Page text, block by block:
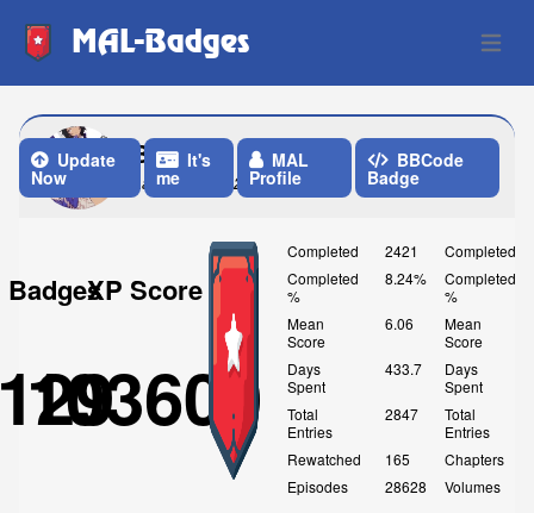
MAL-Badges Open
BC_J
Last Update: 2 Months ago
Update
Now
It's
me
MAL
Profile
BBCode
Badge
BadgesXP Score
103600
Completed
2421
Completed
%
8.24%
Mean
Score
6.06
Days
Spent
433.7
Total
Entries
2847
Rewatched
165
Episodes
28628
Completed
Completed
%
Mean
Score
Days
Spent
Total
Entries
Chapters
Volumes